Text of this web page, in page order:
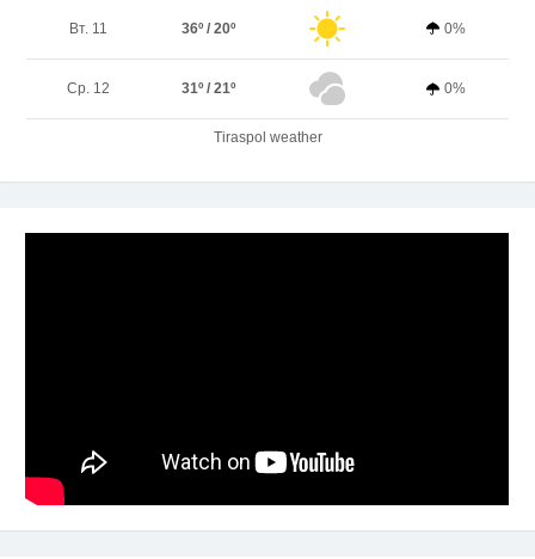
Вт. 11 36º / 20º 0%
Ср. 12 31º / 21º 0%
Tiraspol weather